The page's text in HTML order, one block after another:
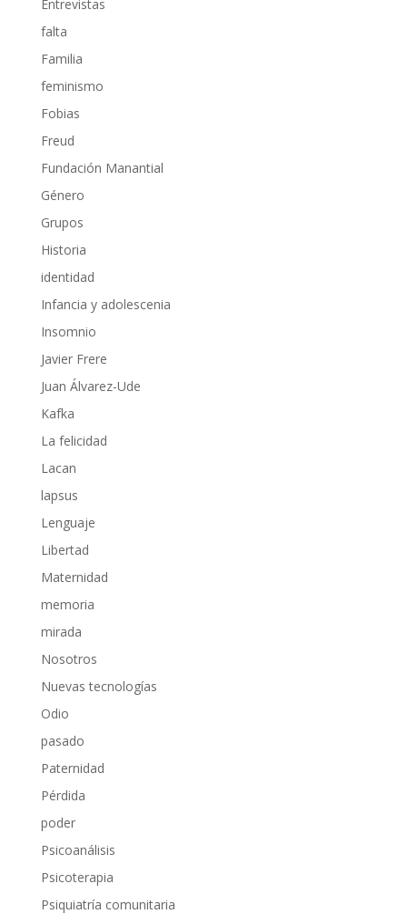
Entrevistas
falta
Familia
feminismo
Fobias
Freud
Fundación Manantial
Género
Grupos
Historia
identidad
Infancia y adolescenia
Insomnio
Javier Frere
Juan Álvarez-Ude
Kafka
La felicidad
Lacan
lapsus
Lenguaje
Libertad
Maternidad
memoria
mirada
Nosotros
Nuevas tecnologías
Odio
pasado
Paternidad
Pérdida
poder
Psicoanálisis
Psicoterapia
Psiquiatría comunitaria